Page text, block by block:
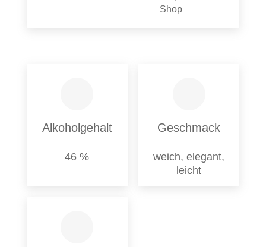
Shop
Alkoholgehalt
46 %
Geschmack
weich, elegant,
leicht